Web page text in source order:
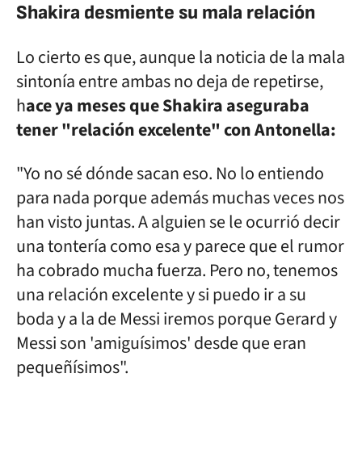
Shakira desmiente su mala relación
Lo cierto es que, aunque la noticia de la mala
sintonía entre ambas no deja de repetirse,
hace ya meses que Shakira aseguraba
tener "relación excelente" con Antonella:
"Yo no sé dónde sacan eso. No lo entiendo
para nada porque además muchas veces nos
han visto juntas. A alguien se le ocurrió decir
una tontería como esa y parece que el rumor
ha cobrado mucha fuerza. Pero no, tenemos
una relación excelente y si puedo ir a su
boda y a la de Messi iremos porque Gerard y
Messi son 'amiguísimos' desde que eran
pequeñísimos".